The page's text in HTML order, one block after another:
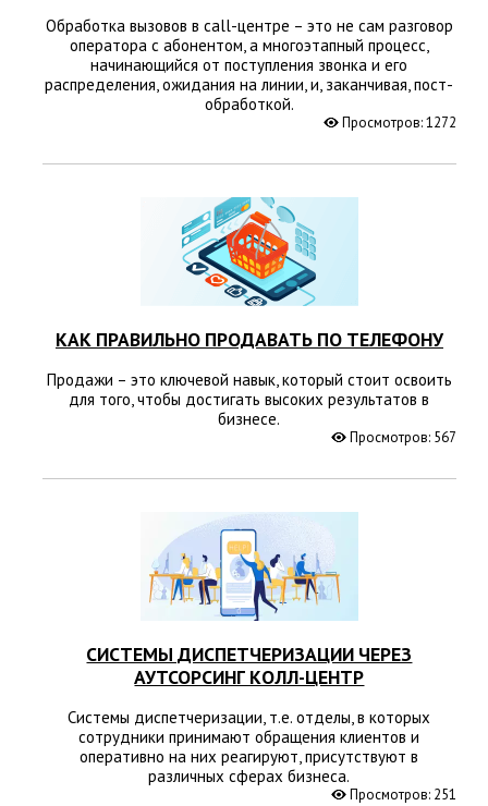
Обработка вызовов в call-центре – это не сам разговор
оператора с абонентом, а многоэтапный процесс,
начинающийся от поступления звонка и его
распределения, ожидания на линии, и, заканчивая, пост-
обработкой.
Просмотров: 1272
КАК ПРАВИЛЬНО ПРОДАВАТЬ ПО ТЕЛЕФОНУ
Продажи – это ключевой навык, который стоит освоить
для того, чтобы достигать высоких результатов в
бизнесе.
Просмотров: 567
СИСТЕМЫ ДИСПЕТЧЕРИЗАЦИИ ЧЕРЕЗ
АУТСОРСИНГ КОЛЛ-ЦЕНТР
Системы диспетчеризации, т.е. отделы, в которых
сотрудники принимают обращения клиентов и
оперативно на них реагируют, присутствуют в
различных сферах бизнеса.
Просмотров: 251